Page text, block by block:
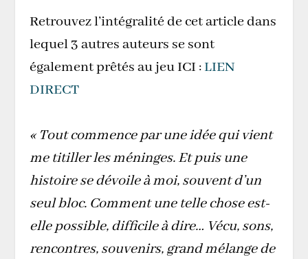
Retrouvez l’intégralité de cet article dans
lequel 3 autres auteurs se sont
également prêtés au jeu ICI : LIEN
DIRECT
« Tout commence par une idée qui vient
me titiller les méninges. Et puis une
histoire se dévoile à moi, souvent d’un
seul bloc. Comment une telle chose est-
elle possible, difficile à dire… Vécu, sons,
rencontres, souvenirs, grand mélange de